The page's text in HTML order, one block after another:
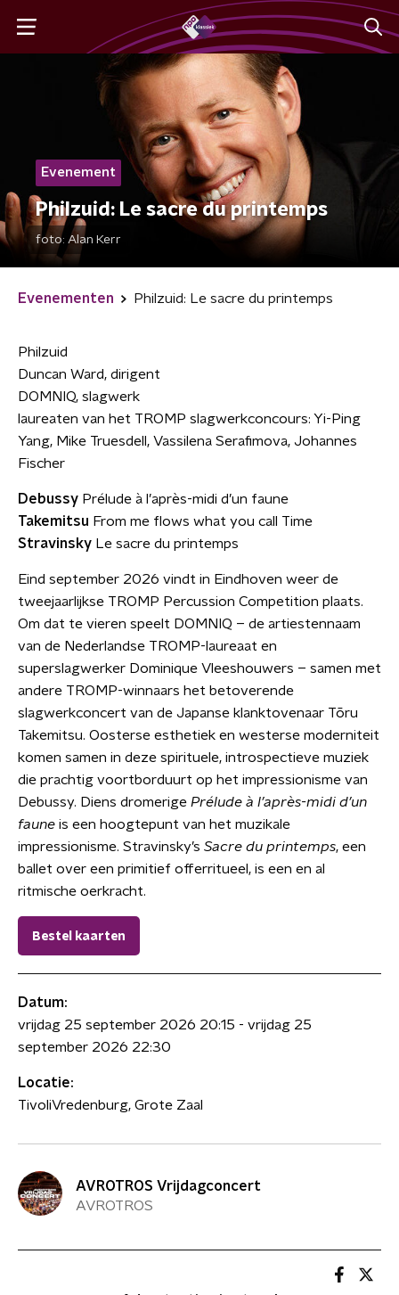
Evenement
Philzuid: Le sacre du printemps
foto: Alan Kerr
Evenementen Philzuid: Le sacre du printemps
Philzuid
Duncan Ward, dirigent
DOMNIQ, slagwerk
laureaten van het TROMP slagwerkconcours: Yi-Ping
Yang, Mike Truesdell, Vassilena Serafimova, Johannes
Fischer
Debussy Prélude à l’après-midi d’un faune
Takemitsu From me flows what you call Time
Stravinsky Le sacre du printemps
Eind september 2026 vindt in Eindhoven weer de
tweejaarlijkse TROMP Percussion Competition plaats.
Om dat te vieren speelt DOMNIQ – de artiestennaam
van de Nederlandse TROMP-laureaat en
superslagwerker Dominique Vleeshouwers – samen met
andere TROMP-winnaars het betoverende
slagwerkconcert van de Japanse klanktovenaar Tōru
Takemitsu. Oosterse esthetiek en westerse moderniteit
komen samen in deze spirituele, introspectieve muziek
die prachtig voortborduurt op het impressionisme van
Debussy. Diens dromerige Prélude à l’après-midi d’un
faune is een hoogtepunt van het muzikale
impressionisme. Stravinsky’s Sacre du printemps, een
ballet over een primitief offerritueel, is een en al
ritmische oerkracht.
Bestel kaarten
Datum:
vrijdag 25 september 2026 20:15 - vrijdag 25
september 2026 22:30
Locatie:
TivoliVredenburg, Grote Zaal
AVROTROS Vrijdagconcert
AVROTROS